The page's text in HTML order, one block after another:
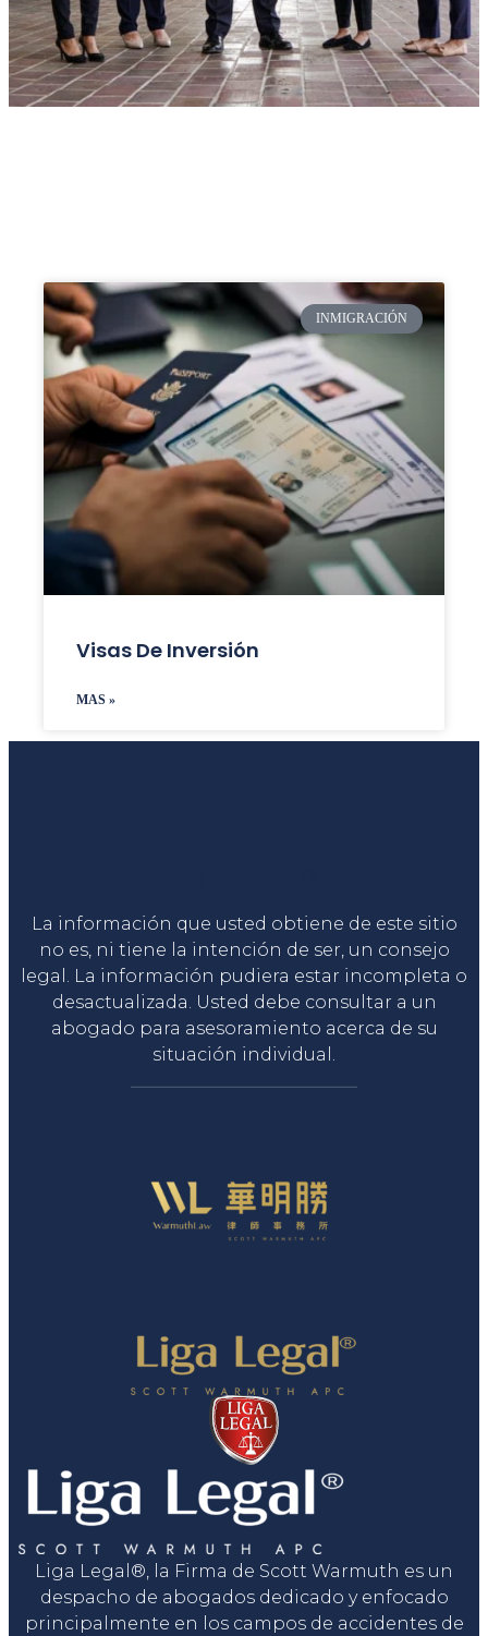
INMIGRACIÓN
Visas De Inversión
MAS »
La información que usted obtiene de este sitio
no es, ni tiene la intención de ser, un consejo
legal. La información pudiera estar incompleta o
desactualizada. Usted debe consultar a un
abogado para asesoramiento acerca de su
situación individual.
Liga Legal®, la Firma de Scott Warmuth es un
despacho de abogados dedicado y enfocado
principalmente en los campos de accidentes de